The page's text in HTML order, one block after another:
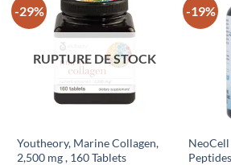
-29%
Ajouter
à la liste
d’envies
RUPTURE DE STOCK
Youtheory, Marine Collagen,
2,500 mg , 160 Tablets
-19%